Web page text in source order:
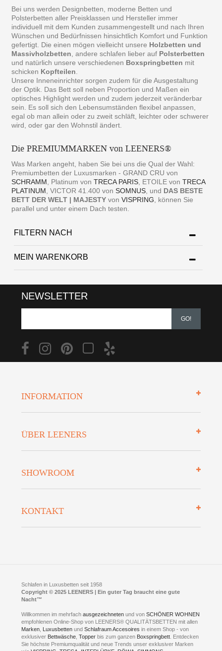
Bei uns werden Designbetten, moderne Betten und
Polsterbetten aller Preisklassen und Hersteller immer
individuell mit dem Kunden zusammengestellt und nach Ihren
Wünschen und Bedürfnissen hinsichtlich Komfort und Funktion
gefertigt. Die einen mögen vielleicht unsere Holzbetten und
Massivholzbetten , andere schlafen lieber auf Polsterbetten
und natürlich unsere verschiedenen Boxspringbetten mit
schicken Kopfteilen
Unsere Inneneinrichter sorgen zudem für die Ausgestaltung
der Optik. Das Bett soll neben Proportion und Maßen ein
optisches Highlight werden und zudem jederzeit veränderbar
sein. Es soll sich den Lebensumständen flexibel anpassen,
egal ob man allein oder zu zweit schläft, leichter oder schwerer
wird, oder gar den Wohnstil ändert.
Die PREMIUMMARKEN von LEENERS®
Was Marken angeht, haben Sie bei uns die Qual der Wahl:
Premiumbetten der Luxusmarken - GRAND CRU von
SCHRAMM , Platinum vonTRECA PARIS , ETOILE vonTRECA
PLATINUM , VICTOR 41.400 vonSOMNUS , und DAS BESTE
BETT DER WELT | MAJESTYvonVISPRING , können Sie
parallel und unter einem Dach testen.
FILTERN NACH
MEIN WARENKORB
NEWSLETTER
GO!
INFORMATION
Finanzierung
Datenschutz
ÜBER LEENERS
Preisgarantie
Presse
Jobs
SHOWROOM
Fotoalbum
Kontakt
KONTAKT
Neuer Showroom für unsere Onlineartikel.
Kontakt via:WhatsApp
Kontakt via:eMail
Schlafen in Luxusbetten seit 1958
Copyright © 2025 LEENERS | Ein guter Tag braucht eine gute
Nacht™
Willkommen im mehrfachausgezeichnetenund vonSCHÖNER WOHNEN
empfohlenen Online-Shop von LEENERS® QUALITÄTSBETTEN mit allen
Marken Luxusbetten undSchlafraum Accesoires in einem Shop - von
exklusiver Bettwäsche ,Topper bis zum ganzen Boxspringbett . Entdecken
Sie höchste Premiumqualität und neue Trends unser exklusiver Marken